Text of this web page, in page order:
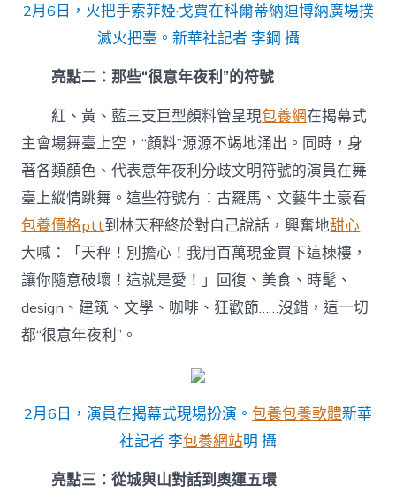
2月6日，火把手索菲婭·戈賈在科爾蒂納迪博納廣場撲
滅火把臺。新華社記者 李鋼 攝
亮點二：那些“很意年夜利”的符號
紅、黃、藍三支巨型顏料管呈現包養網在揭幕式
主會場舞臺上空，“顏料”源源不竭地涌出。同時，身
著各類顏色、代表意年夜利分歧文明符號的演員在舞
臺上縱情跳舞。這些符號有：古羅馬、文藝牛土豪看
包養價格ptt到林天秤終於對自己說話，興奮地甜心
大喊：「天秤！別擔心！我用百萬現金買下這棟樓，
讓你隨意破壞！這就是愛！」回復、美食、時髦、
design、建筑、文學、咖啡、狂歡節……沒錯，這一切
都“很意年夜利”。
2月6日，演員在揭幕式現場扮演。 包養包養軟體新華
社記者 李包養網站明 攝
亮點三：從城與山對話到奧運五環